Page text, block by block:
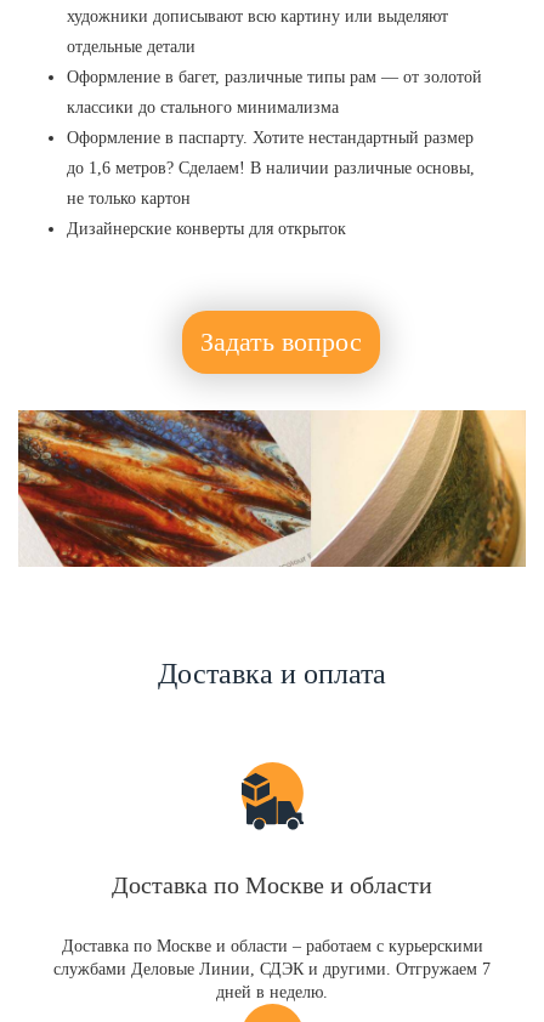
художники дописывают всю картину или выделяют
отдельные детали
Оформление в багет, различные типы рам — от золотой
классики до стального минимализма
Оформление в паспарту. Хотите нестандартный размер
до 1,6 метров? Сделаем! В наличии различные основы,
не только картон
Дизайнерские конверты для открыток
Задать вопрос
Доставка и оплата
Доставка по Москве и области
Доставка по Москве и области – работаем с курьерскими
службами Деловые Линии, СДЭК и другими. Отгружаем 7
дней в неделю.